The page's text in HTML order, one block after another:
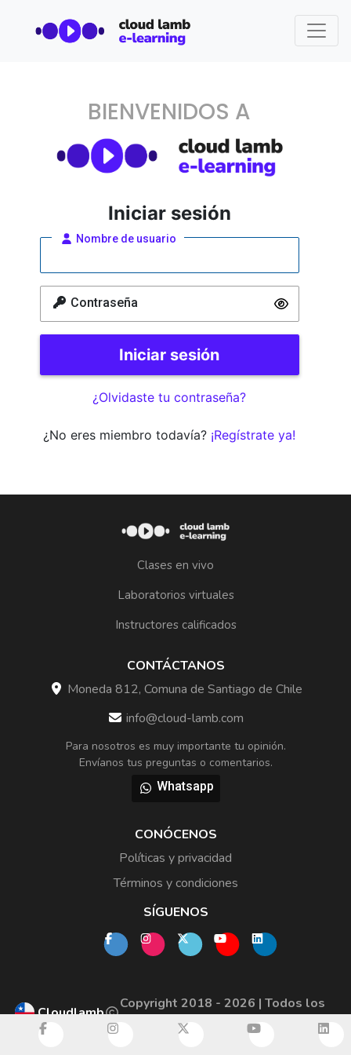
BIENVENIDOS A
Iniciar sesión
Nombre de usuario
Contraseña
¿Olvidaste tu contraseña?
¿No eres miembro todavía? ¡Regístrate ya!
Clases en vivo
Laboratorios virtuales
Instructores calificados
CONTÁCTANOS
Moneda 812, Comuna de Santiago de Chile
info@cloud-lamb.com
Para nosotros es muy importante tu opinión.
Envíanos tus preguntas o comentarios.
Whatsapp
CONÓCENOS
Políticas y privacidad
Términos y condiciones
SÍGUENOS
Cloudlamb
Copyright 2018 - 2026 | Todos los
derechos reservados.